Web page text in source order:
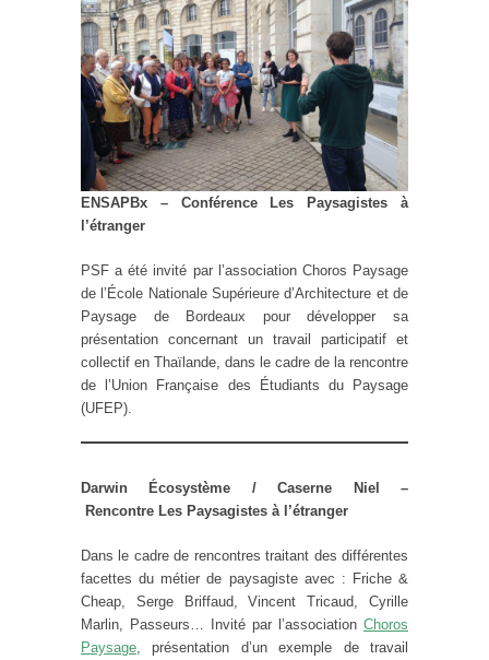
ENSAPBx – Conférence
Les Paysagistes à
l’étranger
PSF a été invité par l’association Choros Paysage
de l’École Nationale Supérieure d’Architecture et de
Paysage de Bordeaux pour développer sa
présentation concernant un travail participatif et
collectif en Thaïlande, dans le cadre de la rencontre
de l’Union Française des Étudiants du Paysage
(UFEP).
Darwin Écosystème / Caserne Niel
–
Rencontre Les Paysagistes à l’étranger
Dans le cadre de rencontres traitant des différentes
facettes du métier de paysagiste avec : Friche &
Cheap, Serge Briffaud, Vincent Tricaud, Cyrille
Marlin, Passeurs… Invité par l’association Choros
Paysage , présentation d’un exemple de travail